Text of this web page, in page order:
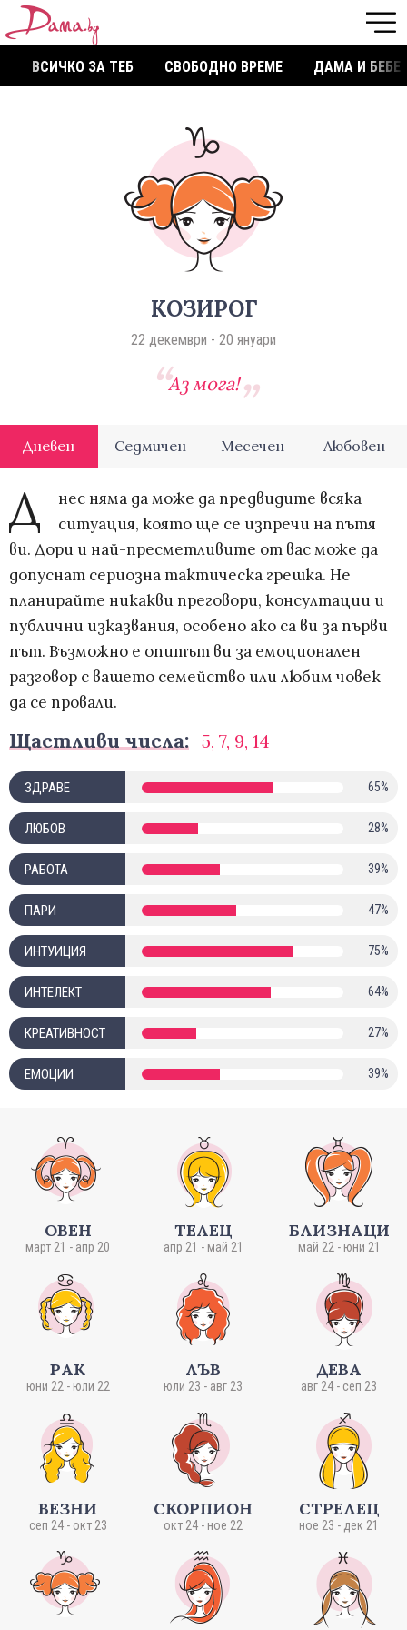
ВСИЧКО ЗА ТЕБ СВОБОДНО ВРЕМЕ ДАМА И БЕБЕ
КОЗИРОГ
22 декември - 20 януари
Аз мога!
Дневен Седмичен Месечен Любовен
Д
нес няма да може да предвидите всяка
ситуация, която ще се изпречи на пътя
ви. Дори и най-пресметливите от вас може да
допуснат сериозна тактическа грешка. Не
планирайте никакви преговори, консултации и
публични изказвания, особено ако са ви за първи
път. Възможно е опитът ви за емоционален
разговор с вашето семейство или любим човек
да се провали.
Щастливи числа: 5, 7, 9, 14
ЗДРАВЕ 65%
ЛЮБОВ 28%
РАБОТА 39%
ПАРИ 47%
ИНТУИЦИЯ 75%
ИНТЕЛЕКТ 64%
КРЕАТИВНОСТ 27%
ЕМОЦИИ 39%
ОВЕН
март 21 - апр 20
ТЕЛЕЦ
апр 21 - май 21
БЛИЗНАЦИ
май 22 - юни 21
РАК
юни 22 - юли 22
ЛЪВ
юли 23 - авг 23
ДЕВА
авг 24 - сеп 23
ВЕЗНИ
сеп 24 - окт 23
СКОРПИОН
окт 24 - ное 22
СТРЕЛЕЦ
ное 23 - дек 21